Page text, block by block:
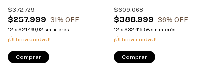
$257.999
$372.729
31% OFF
12 x $21.499,92 sin interés
¡Última unidad!
Comprar
$388.999
$609.068
36% OFF
12 x $32.416,58 sin interés
¡Última unidad!
Comprar